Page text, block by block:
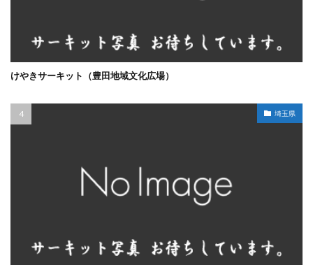
けやきサーキット（豊田地域文化広場）
埼玉県